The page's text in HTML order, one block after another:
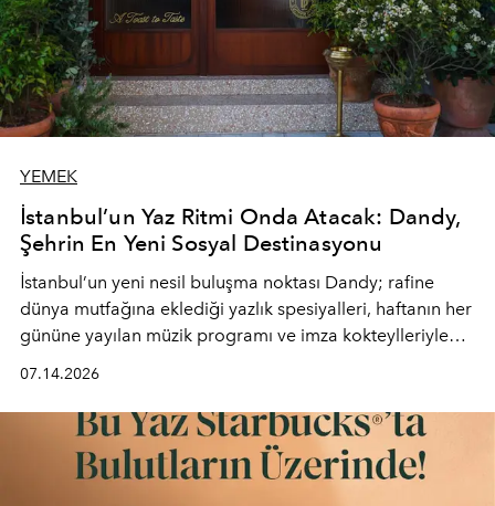
YEMEK
İstanbul’un Yaz Ritmi Onda Atacak: Dandy,
Şehrin En Yeni Sosyal Destinasyonu
İstanbul’un yeni nesil buluşma noktası Dandy; rafine
dünya mutfağına eklediği yazlık spesiyalleri, haftanın her
gününe yayılan müzik programı ve imza kokteylleriyle
lüks" anlayışıyla buluşturan mekan; gurme lezzetleri, iyi
müziği ve açık havadaki özel puro alanını tek bir çatı
altında sunuyor.
07.14.2026